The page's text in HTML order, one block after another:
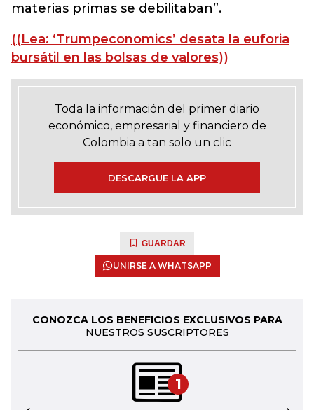
materias primas se debilitaban”.
((Lea: ‘Trumpeconomics’ desata la euforia
bursátil en las bolsas de valores))
Toda la información del primer diario
económico, empresarial y financiero de
Colombia a tan solo un clic
DESCARGUE LA APP
GUARDAR
UNIRSE A WHATSAPP
CONOZCA LOS BENEFICIOS EXCLUSIVOS PARA
NUESTROS SUSCRIPTORES
1